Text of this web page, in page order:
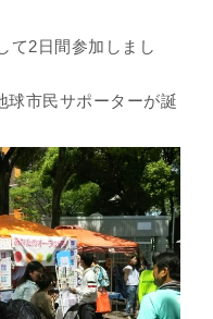
て2日間参加しまし
球市民サポーターが誕